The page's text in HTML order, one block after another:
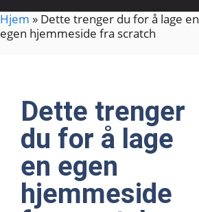
Hjem » Dette trenger du for å lage en
egen hjemmeside fra scratch
Dette trenger
du for å lage
en egen
hjemmeside